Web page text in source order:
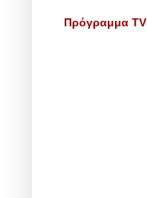
Πρόγραμμα TV